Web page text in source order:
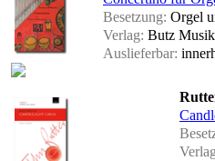
Besetzung: Orgel
Verlag: Butz
Auslieferbar: